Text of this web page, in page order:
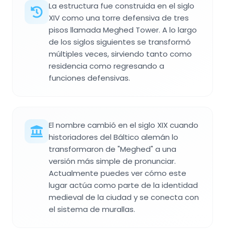
La estructura fue construida en el siglo
XIV como una torre defensiva de tres
pisos llamada Meghed Tower. A lo largo
de los siglos siguientes se transformó
múltiples veces, sirviendo tanto como
residencia como regresando a
funciones defensivas.
El nombre cambió en el siglo XIX cuando
historiadores del Báltico alemán lo
transformaron de "Meghed" a una
versión más simple de pronunciar.
Actualmente puedes ver cómo este
lugar actúa como parte de la identidad
medieval de la ciudad y se conecta con
el sistema de murallas.